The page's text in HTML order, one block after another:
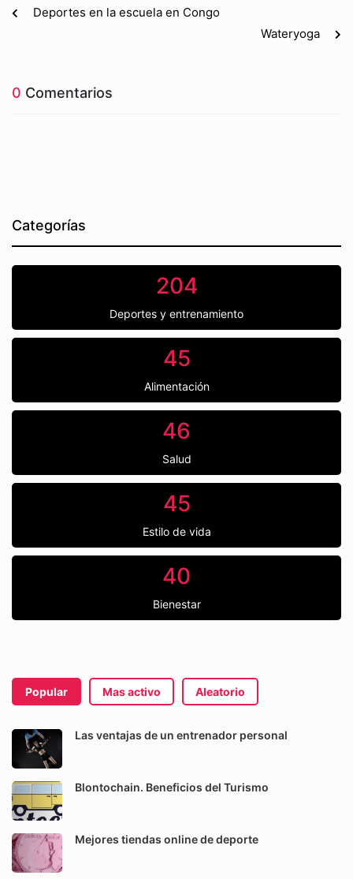
Deportes en la escuela en Congo
Wateryoga
0 Comentarios
Categorías
204
Deportes y entrenamiento
45
Alimentación
46
Salud
45
Estilo de vida
40
Bienestar
Popular Mas activo Aleatorio
Las ventajas de un entrenador personal
Blontochain. Beneficios del Turismo
Mejores tiendas online de deporte